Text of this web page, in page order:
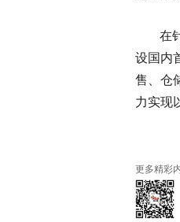
在
设国内
售、仓
力实现
更多精彩
邢台
官方微